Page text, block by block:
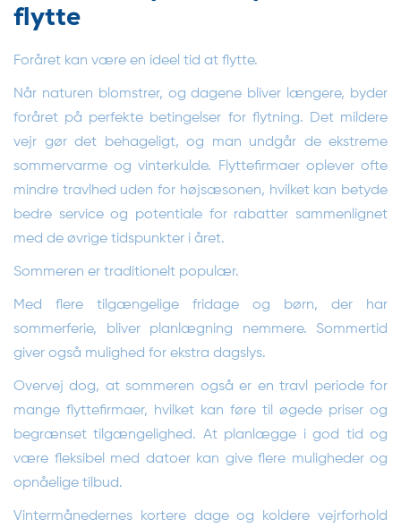
flytte
Foråret kan være en ideel tid at flytte.
Når naturen blomstrer, og dagene bliver længere, byder
foråret på perfekte betingelser for flytning. Det mildere
vejr gør det behageligt, og man undgår de ekstreme
sommervarme og vinterkulde. Flyttefirmaer oplever ofte
mindre travlhed uden for højsæsonen, hvilket kan betyde
bedre service og potentiale for rabatter sammenlignet
med de øvrige tidspunkter i året.
Sommeren er traditionelt populær.
Med flere tilgængelige fridage og børn, der har
sommerferie, bliver planlægning nemmere. Sommertid
giver også mulighed for ekstra dagslys.
Overvej dog, at sommeren også er en travl periode for
mange flyttefirmaer, hvilket kan føre til øgede priser og
begrænset tilgængelighed. At planlægge i god tid og
være fleksibel med datoer kan give flere muligheder og
opnåelige tilbud.
Vintermånedernes kortere dage og koldere vejrforhold